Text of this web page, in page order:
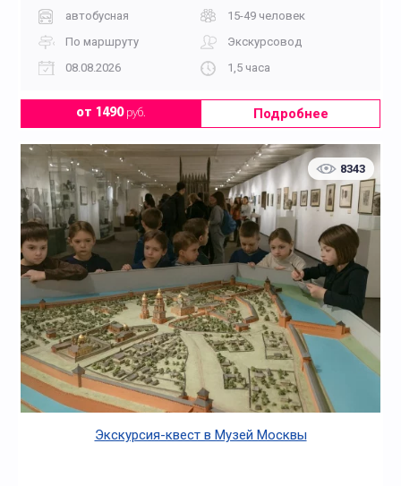
автобусная
15-49 человек
По маршруту
Экскурсовод
08.08.2026
1,5 часа
от 1490руб. Подробнее
8343
Экскурсия-квест в Музей Москвы